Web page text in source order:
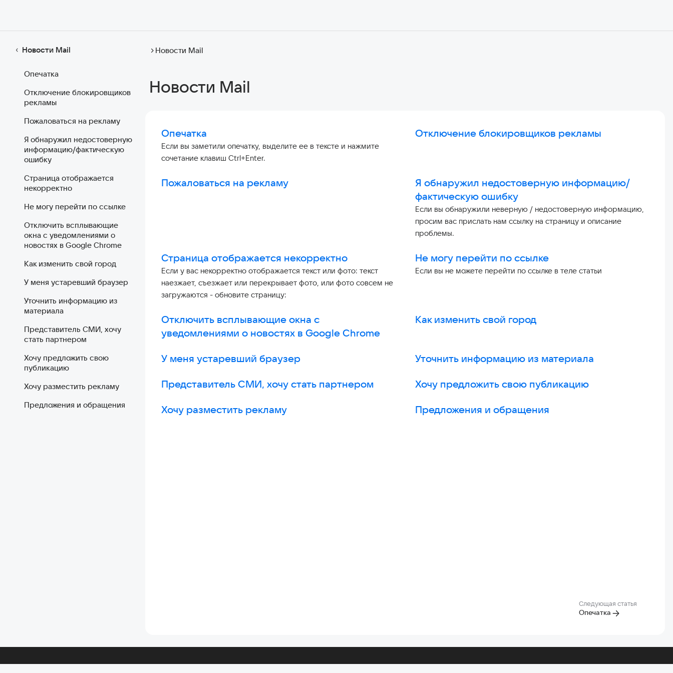
Новости Mail
Опечатка
Отключение блокировщиков
рекламы
Пожаловаться на рекламу
Я обнаружил недостоверную
информацию/фактическую
ошибку
Страница отображается
некорректно
Не могу перейти по ссылке
Отключить всплывающие
окна с уведомлениями о
новостях в Google Chrome
Как изменить свой город
У меня устаревший браузер
Уточнить информацию из
материала
Представитель СМИ, хочу
стать партнером
Хочу предложить свою
публикацию
Хочу разместить рекламу
Предложения и обращения
Новости Mail
Новости Mail
Опечатка
Если вы заметили опечатку, выделите ее в тексте и нажмите
сочетание клавиш Ctrl+Enter.
Отключение блокировщиков рекламы
Пожаловаться на рекламу
Я обнаружил недостоверную информацию/
фактическую ошибку
Если вы обнаружили неверную / недостоверную информацию,
просим вас прислать нам ссылку на страницу и описание
проблемы.
Страница отображается некорректно
Если у вас некорректно отображается текст или фото: текст
наезжает, съезжает или перекрывает фото, или фото совсем не
загружаются - обновите страницу:
Не могу перейти по ссылке
Если вы не можете перейти по ссылке в теле статьи
Отключить всплывающие окна с
уведомлениями о новостях в Google Chrome
Как изменить свой город
У меня устаревший браузер Уточнить информацию из материала
Представитель СМИ, хочу стать партнером Хочу предложить свою публикацию
Хочу разместить рекламу Предложения и обращения
Следующая статья
Опечатка